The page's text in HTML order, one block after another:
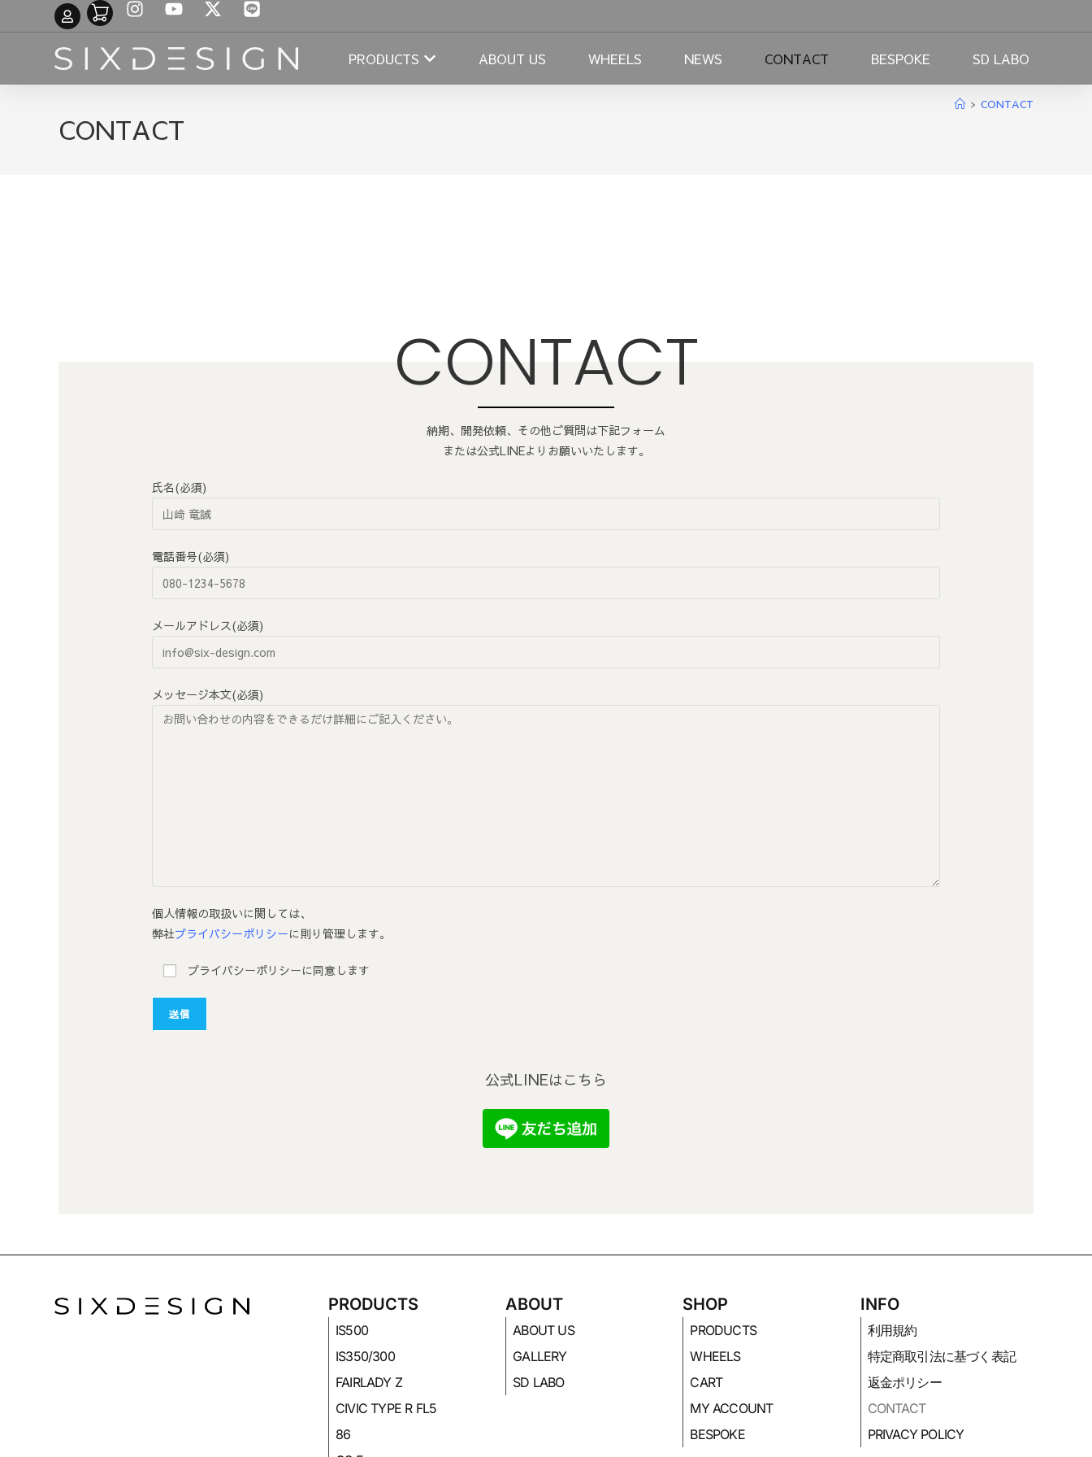
PRODUCTS ABOUT US WHEELS NEWS CONTACT BESPOKE SD LABO
CONTACT
> CONTACT
CONTACT
納期、開発依頼、その他ご質問は下記フォーム
または公式LINEよりお願いいたします。
氏名(必須)
電話番号(必須)
メールアドレス(必須)
メッセージ本文(必須)
個人情報の取扱いに関しては、
弊社プライバシーポリシーに則り管理します。
プライバシーポリシーに同意します
公式LINEはこちら
PRODUCTS
IS500
IS350/300
FAIRLADY Z
CIVIC TYPE R FL5
86
ABOUT
ABOUT US
GALLERY
SD LABO
SHOP
PRODUCTS
WHEELS
CART
MY ACCOUNT
BESPOKE
INFO
利用規約
特定商取引法に基づく表記
返金ポリシー
CONTACT
PRIVACY POLICY